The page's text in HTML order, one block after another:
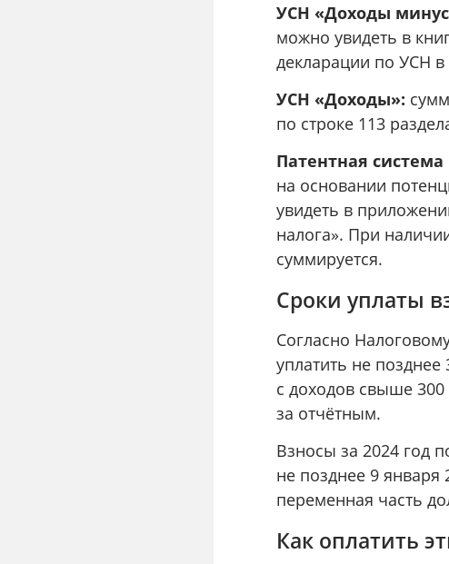
УСН «Доходы
можно увидеть в
декларации по УСН в
УСН «Доходы»:
по строке 113
Патентная
на основании
увидеть в
налога». При
суммируется.
Сроки уплаты
Согласно
уплатить не
с доходов свыше
за отчётным.
Взносы за 2024 год
не позднее 9 января
переменная часть
Как оплатить